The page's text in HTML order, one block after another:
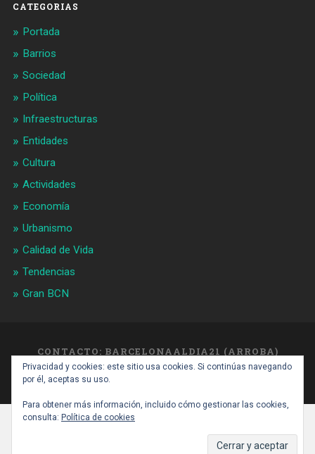
CATEGORIAS
Portada
Barrios
Sociedad
Política
Infraestructuras
Entidades
Cultura
Actividades
Economía
Urbanismo
Calidad de Vida
Tendencias
Gran BCN
CONTACTO: BARCELONAALDIA21 (ARROBA)
GMAIL.COM
Privacidad y cookies: este sitio usa cookies. Si continúas navegando
por él, aceptas su uso.
Para obtener más información, incluido cómo gestionar las cookies,
consulta: Política de cookies